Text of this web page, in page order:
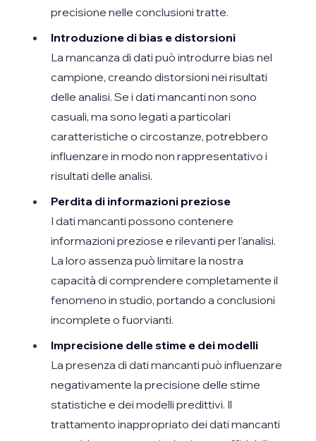
precisione nelle conclusioni tratte.
Introduzione di bias e distorsioni
La mancanza di dati può introdurre bias nel
campione, creando distorsioni nei risultati
delle analisi. Se i dati mancanti non sono
casuali, ma sono legati a particolari
caratteristiche o circostanze, potrebbero
influenzare in modo non rappresentativo i
risultati delle analisi.
Perdita di informazioni preziose
I dati mancanti possono contenere
informazioni preziose e rilevanti per l'analisi.
La loro assenza può limitare la nostra
capacità di comprendere completamente il
fenomeno in studio, portando a conclusioni
incomplete o fuorvianti.
Imprecisione delle stime e dei modelli
La presenza di dati mancanti può influenzare
negativamente la precisione delle stime
statistiche e dei modelli predittivi. Il
trattamento inappropriato dei dati mancanti